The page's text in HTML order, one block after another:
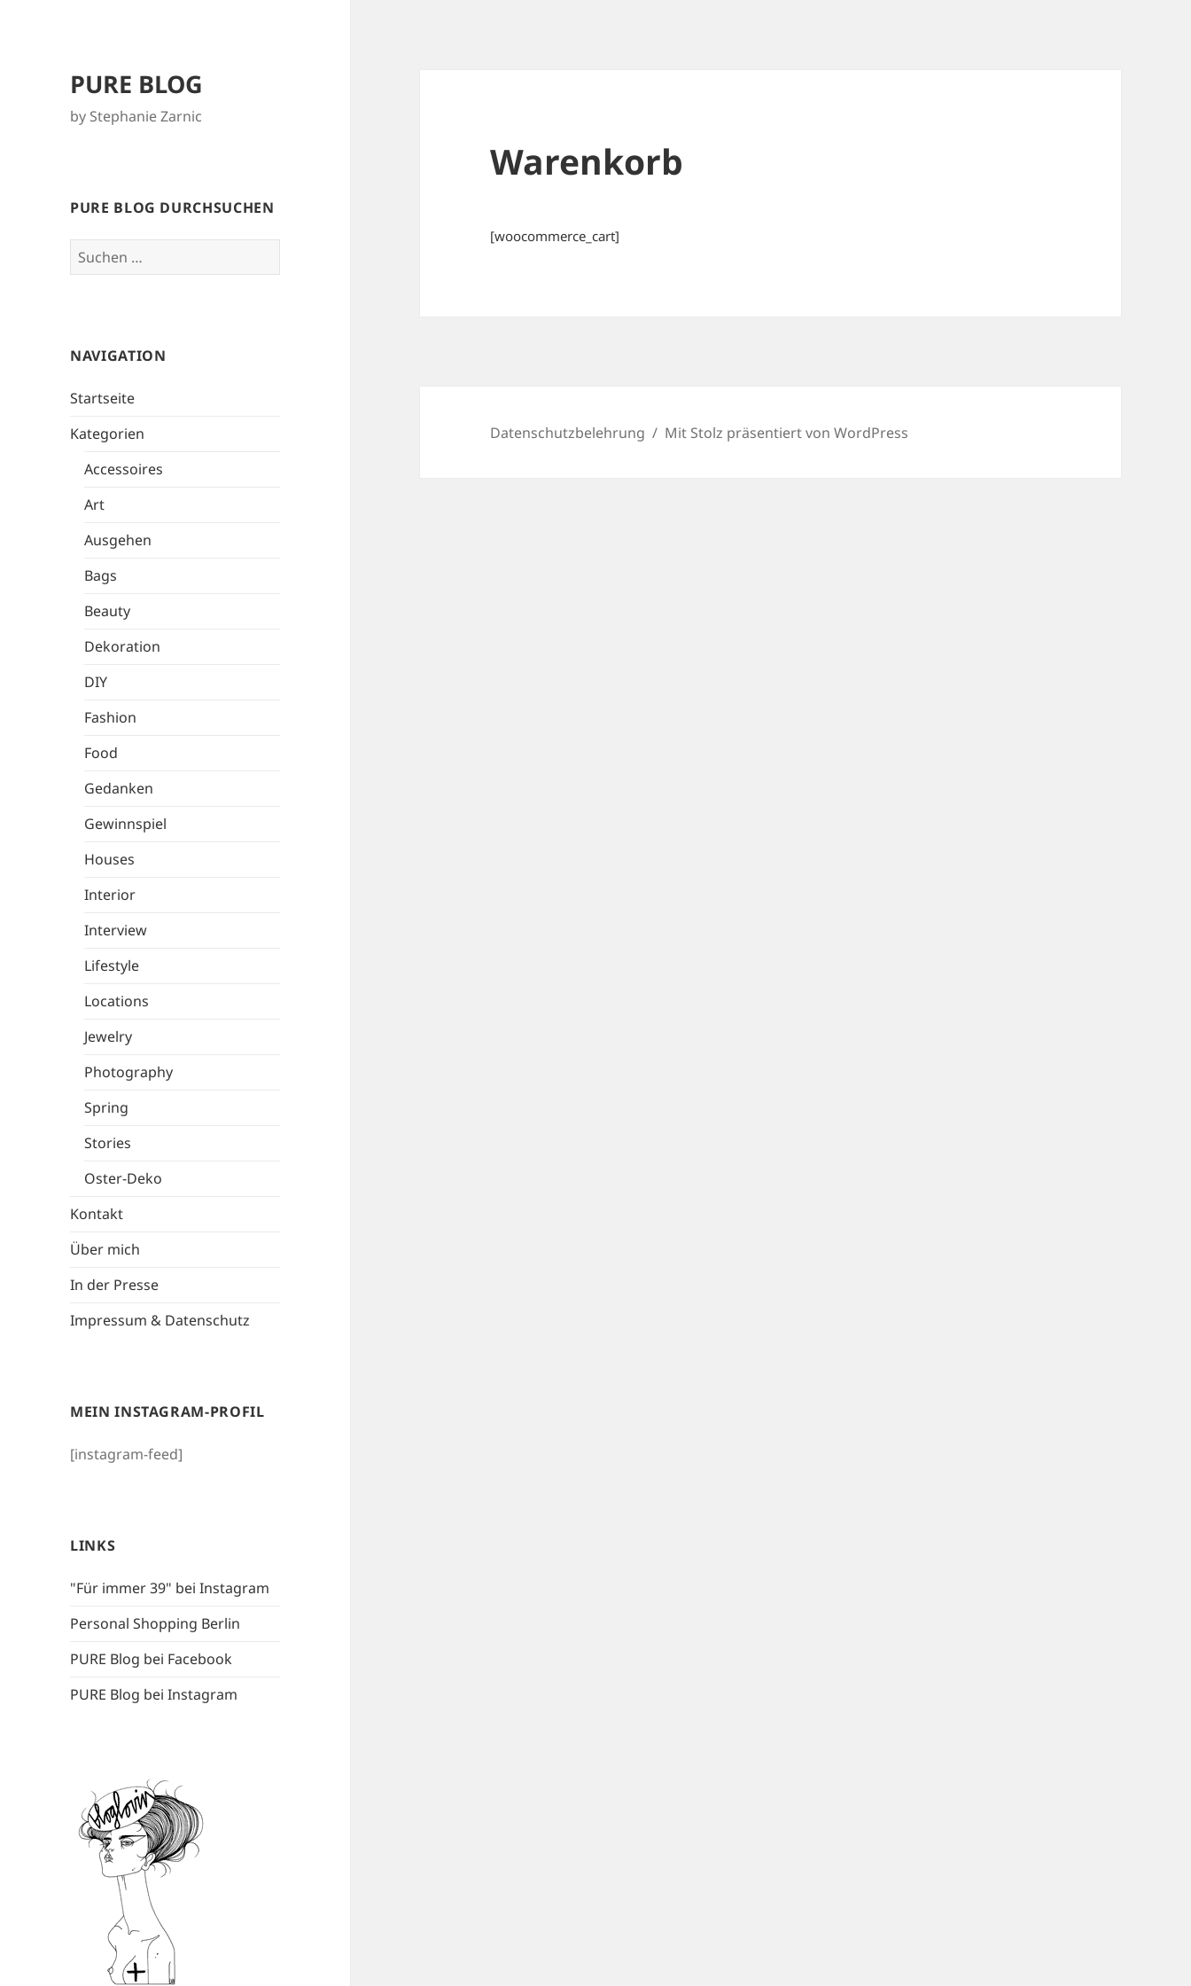
PURE BLOG
by Stephanie Zarnic
PURE BLOG DURCHSUCHEN
Suchen
nach:
NAVIGATION
Startseite
Kategorien
Accessoires
Art
Ausgehen
Bags
Beauty
Dekoration
DIY
Fashion
Food
Gedanken
Gewinnspiel
Houses
Interior
Interview
Lifestyle
Locations
Jewelry
Photography
Spring
Stories
Oster-Deko
Kontakt
Über mich
In der Presse
Impressum & Datenschutz
MEIN INSTAGRAM-PROFIL
[instagram-feed]
LINKS
"Für immer 39" bei Instagram
Personal Shopping Berlin
PURE Blog bei Facebook
PURE Blog bei Instagram
Warenkorb
[woocommerce_cart]
Datenschutzbelehrung Mit Stolz präsentiert von WordPress